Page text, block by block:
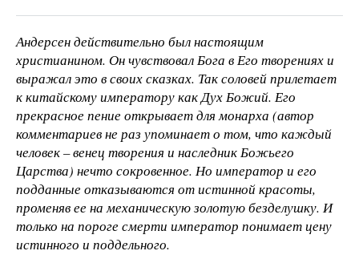
Андерсен действительно был настоящим
христианином. Он чувствовал Бога в Его творениях и
выражал это в своих сказках. Так соловей прилетает
к китайскому императору как Дух Божий. Его
прекрасное пение открывает для монарха (автор
комментариев не раз упоминает о том, что каждый
человек – венец творения и наследник Божьего
Царства) нечто сокровенное. Но император и его
подданные отказываются от истинной красоты,
променяв ее на механическую золотую безделушку. И
только на пороге смерти император понимает цену
истинного и поддельного.